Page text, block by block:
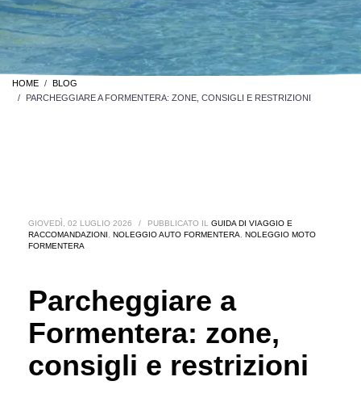
HOME
BLOG
PARCHEGGIARE A FORMENTERA: ZONE, CONSIGLI E RESTRIZIONI
GIOVEDÌ, 02 LUGLIO 2026 / PUBBLICATO IL GUIDA DI VIAGGIO E
RACCOMANDAZIONI, NOLEGGIO AUTO FORMENTERA, NOLEGGIO MOTO
FORMENTERA
Parcheggiare a
Formentera: zone,
consigli e restrizioni